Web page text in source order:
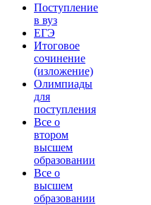
Поступление
в вуз
ЕГЭ
Итоговое
сочинение
(изложение)
Олимпиады
для
поступления
Все о
втором
высшем
образовании
Все о
высшем
образовании